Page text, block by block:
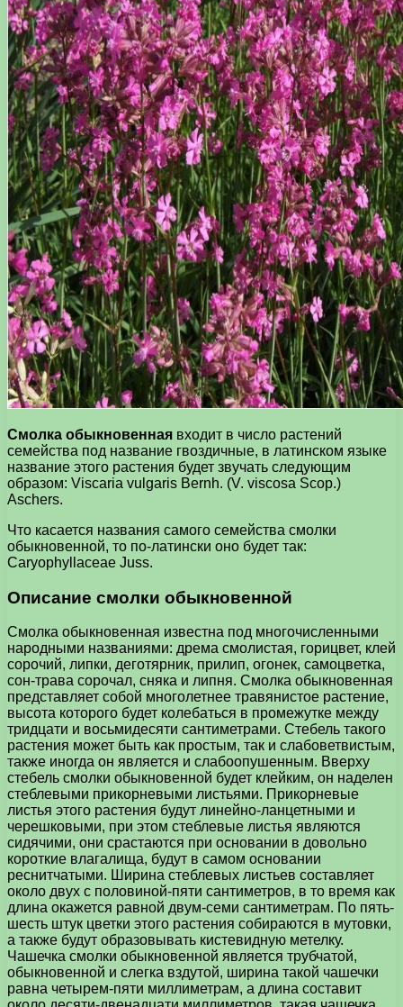
Смолка обыкновенная входит в число растений
семейства под название гвоздичные, в латинском языке
название этого растения будет звучать следующим
образом: Viscaria vulgaris Bernh. (V. viscosa Scop.)
Aschers.
Что касается названия самого семейства смолки
обыкновенной, то по-латински оно будет так:
Caryophyllaceae Juss.
Описание смолки обыкновенной
Смолка обыкновенная известна под многочисленными
народными названиями: дрема смолистая, горицвет, клей
сорочий, липки, деготярник, прилип, огонек, самоцветка,
сон-трава сорочал, сняка и липня. Смолка обыкновенная
представляет собой многолетнее травянистое растение,
высота которого будет колебаться в промежутке между
тридцати и восьмидесяти сантиметрами. Стебель такого
растения может быть как простым, так и слабоветвистым,
также иногда он является и слабоопушенным. Вверху
стебель смолки обыкновенной будет клейким, он наделен
стеблевыми прикорневыми листьями. Прикорневые
листья этого растения будут линейно-ланцетными и
черешковыми, при этом стеблевые листья являются
сидячими, они срастаются при основании в довольно
короткие влагалища, будут в самом основании
реснитчатыми. Ширина стеблевых листьев составляет
около двух с половиной-пяти сантиметров, в то время как
длина окажется равной двум-семи сантиметрам. По пять-
шесть штук цветки этого растения собираются в мутовки,
а также будут образовывать кистевидную метелку.
Чашечка смолки обыкновенной является трубчатой,
обыкновенной и слегка вздутой, ширина такой чашечки
равна четырем-пяти миллиметрам, а длина составит